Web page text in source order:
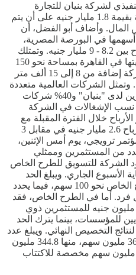
لشركة بنيان للتجارة
والتنمية، أن الشركة تتوقع حصيلة بقيمة 1.8 مليار جنيه على أن يتم
رأس المال. وأضاف أبو الفضل، أن
من 20-22% من أسهمها في البورصة المصرية،
مشيرا إلى أن قيمة الشركة تتراوح بين 8.2 - 9 مليار جنيه. وتمتلك
الشركة نحو 10 أصول يتواجد غالبيتها في القاهرة بمساحة نحو 150
ألف متر مربع فيما تستهدف الشركة إضافة من 8 إلى 15 ألف متر
وتمثل الشركات العالمية متعددة
الجنسيات نحو 60% من المستأجرين لدى "بنيان" و40% شركات
نسب الإشغالات في الشركة
الأرباح خلال الفترة المقبلة مع
توقعات تراجع الفائدة إذ سجلت أرباح 2.6 مليار جنيه في مقابل 3
مؤتمر ترويجي، يوم أمس الإثنين،
من المستثمرين وممثلي
الشركة للتسويق للطرح الخاص
الأسبوع الجاري. ويبلغ الحد
الأدنى للاكتتاب في شريحة الطرح الخاص نحو 100 سهم، فيما يحدد
ألف سهم لكل فرد. أما في الطرح الخاص، فقد
جنيه للمستثمرين ذوي
المالية، ويرتفع إلى 10 ملايين للمؤسسات، بينما يترك الحد
التخصيص النهائي. ويبلغ عدد
الأسهم المطروحة بحد أقصى 362.9 مليون سهم، منها 344.8 مليون
سهم ضمن الطرح الخاص، و18.1 مليون سهم مخصصة للاكتتاب